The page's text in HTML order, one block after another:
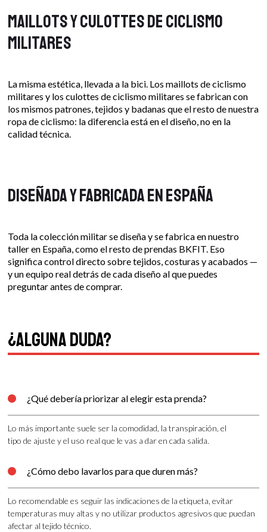
Maillots y culottes de ciclismo
militares
La misma estética, llevada a la bici. Los maillots de ciclismo
militares y los culottes de ciclismo militares se fabrican con
los mismos patrones, tejidos y badanas que el resto de nuestra
ropa de ciclismo: la diferencia está en el diseño, no en la
calidad técnica.
Diseñada y fabricada en España
Toda la colección militar se diseña y se fabrica en nuestro
taller en España, como el resto de prendas BKFIT. Eso
significa control directo sobre tejidos, costuras y acabados —
y un equipo real detrás de cada diseño al que puedes
preguntar antes de comprar.
¿Alguna duda?
 ¿Qué debería priorizar al elegir esta prenda?
Lo más importante suele ser la comodidad, la transpiración, el
tipo de ajuste y el uso real que le vas a dar en cada salida.
 ¿Cómo debo lavarlos para que duren más?
Lo recomendable es seguir las indicaciones de la etiqueta, evitar
temperaturas muy altas y no utilizar productos agresivos que puedan
afectar al tejido técnico.